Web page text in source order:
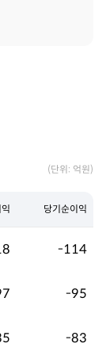
(단위: 억원)
당기순이익
-114
-95
-83